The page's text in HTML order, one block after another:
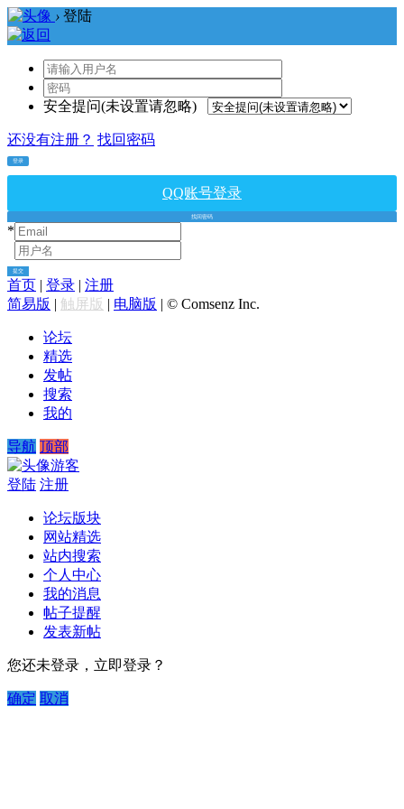
› 登陆
安全提问(未设置请忽略)
还没有注册？ 找回密码
登录
QQ账号登录
找回密码
*
提交
首页 | 登录 | 注册
简易版 | 触屏版 | 电脑版 | © Comsenz Inc.
论坛
精选
发帖
搜索
我的
导航 顶部
游客
登陆 注册
论坛版块
网站精选
站内搜索
个人中心
我的消息
帖子提醒
发表新帖
您还未登录，立即登录？
确定 取消